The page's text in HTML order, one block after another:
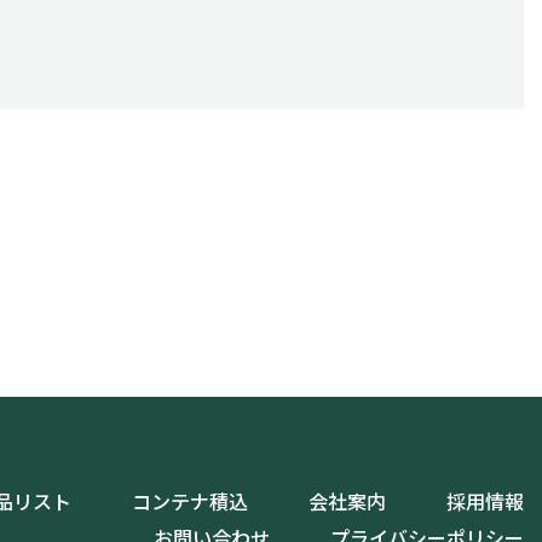
リスト コンテナ積込 会社案内
採用情報